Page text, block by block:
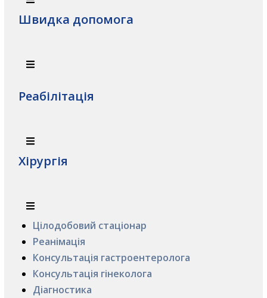
Швидка допомога
Реабілітація
Хірургія
Цілодобовий стаціонар
Реанімація
Консультація гастроентеролога
Консультація гінеколога
Діагностика